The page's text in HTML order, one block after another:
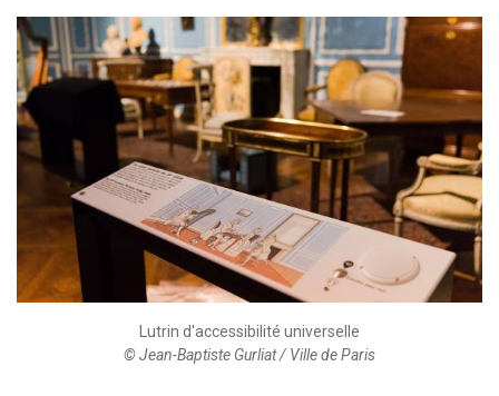
Lutrin d'accessibilité universelle
© Jean-Baptiste Gurliat / Ville de Paris